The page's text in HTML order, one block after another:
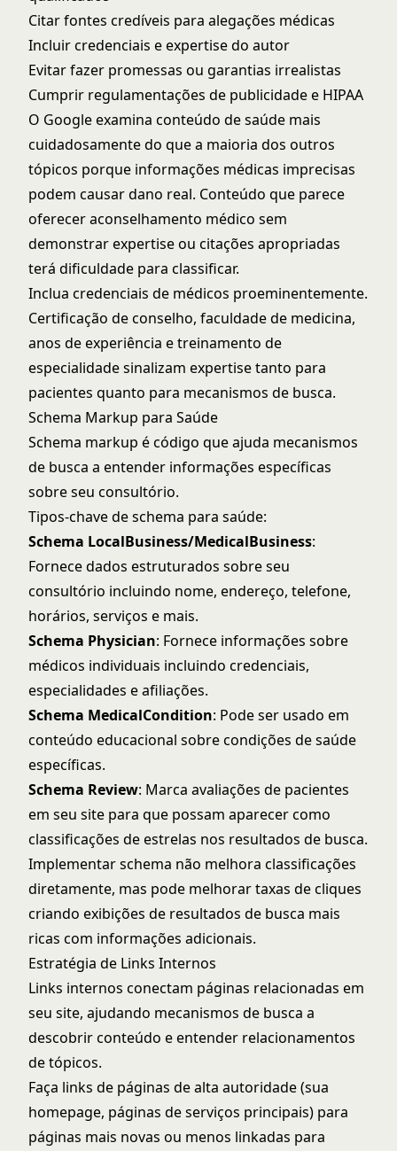
Citar fontes credíveis para alegações médicas
Incluir credenciais e expertise do autor
Evitar fazer promessas ou garantias irrealistas
Cumprir regulamentações de publicidade e HIPAA
O Google examina conteúdo de saúde mais
cuidadosamente do que a maioria dos outros
tópicos porque informações médicas imprecisas
podem causar dano real. Conteúdo que parece
oferecer aconselhamento médico sem
demonstrar expertise ou citações apropriadas
terá dificuldade para classificar.
Inclua credenciais de médicos proeminentemente.
Certificação de conselho, faculdade de medicina,
anos de experiência e treinamento de
especialidade sinalizam expertise tanto para
pacientes quanto para mecanismos de busca.
Schema Markup para Saúde
Schema markup é código que ajuda mecanismos
de busca a entender informações específicas
sobre seu consultório.
Tipos-chave de schema para saúde:
Schema LocalBusiness/MedicalBusiness:
Fornece dados estruturados sobre seu
consultório incluindo nome, endereço, telefone,
horários, serviços e mais.
Schema Physician: Fornece informações sobre
médicos individuais incluindo credenciais,
especialidades e afiliações.
Schema MedicalCondition: Pode ser usado em
conteúdo educacional sobre condições de saúde
específicas.
Schema Review: Marca avaliações de pacientes
em seu site para que possam aparecer como
classificações de estrelas nos resultados de busca.
Implementar schema não melhora classificações
diretamente, mas pode melhorar taxas de cliques
criando exibições de resultados de busca mais
ricas com informações adicionais.
Estratégia de Links Internos
Links internos conectam páginas relacionadas em
seu site, ajudando mecanismos de busca a
descobrir conteúdo e entender relacionamentos
de tópicos.
Faça links de páginas de alta autoridade (sua
homepage, páginas de serviços principais) para
páginas mais novas ou menos linkadas para